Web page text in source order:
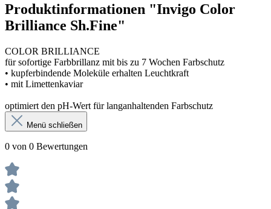
Produktinformationen "Invigo Color
Brilliance Sh.Fine"
COLOR BRILLIANCE
für sofortige Farbbrillanz mit bis zu 7 Wochen Farbschutz
• kupferbindende Moleküle erhalten Leuchtkraft
• mit Limettenkaviar
optimiert den pH-Wert für langanhaltenden Farbschutz
Menü schließen
0 von 0 Bewertungen